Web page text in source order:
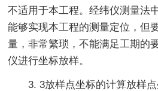
不适用于本工程。经纬仪测量法
能够实现本工程的测量定位，但
量，非常繁琐，不能满足工期的
仪进行坐标放样。
3. 3放样点坐标的计算放样点